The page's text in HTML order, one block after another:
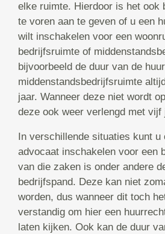
elke ruimte. Hierdoor is het ook
te voren aan te geven of u een
wilt inschakelen voor een
bedrijfsruimte of
bijvoorbeeld de duur van de
middenstandsbedrijfsruimte
jaar. Wanneer deze niet wordt
deze ook weer verlengd met vijf
In verschillende situaties kunt u
advocaat inschakelen voor een
van die zaken is onder andere
bedrijfspand. Deze kan niet
worden, dus wanneer dit toch
verstandig om hier een
laten kijken. Ook kan de duur